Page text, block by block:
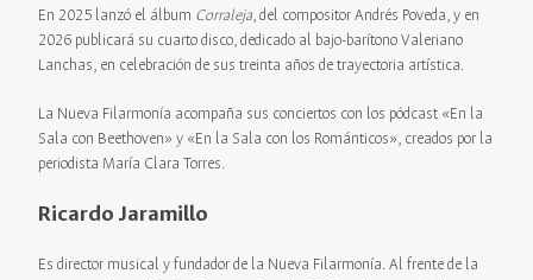
En 2025 lanzó el álbum Corraleja, del compositor Andrés Poveda, y en
2026 publicará su cuarto disco, dedicado al bajo-barítono Valeriano
Lanchas, en celebración de sus treinta años de trayectoria artística.
La Nueva Filarmonía acompaña sus conciertos con los pódcast «En la
Sala con Beethoven» y «En la Sala con los Románticos», creados por la
periodista María Clara Torres.
Ricardo Jaramillo
Es director musical y fundador de la Nueva Filarmonía. Al frente de la